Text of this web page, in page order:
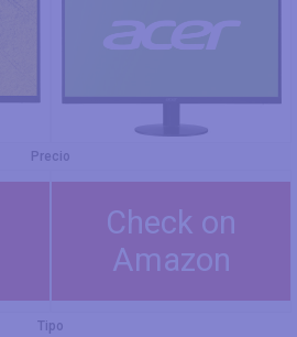
Precio
Check on
Amazon
Tipo